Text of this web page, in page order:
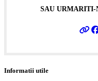
SAU URMARITI-
Informatii utile